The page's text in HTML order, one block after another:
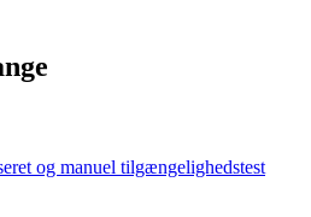
og manuel tilgængelighedstest